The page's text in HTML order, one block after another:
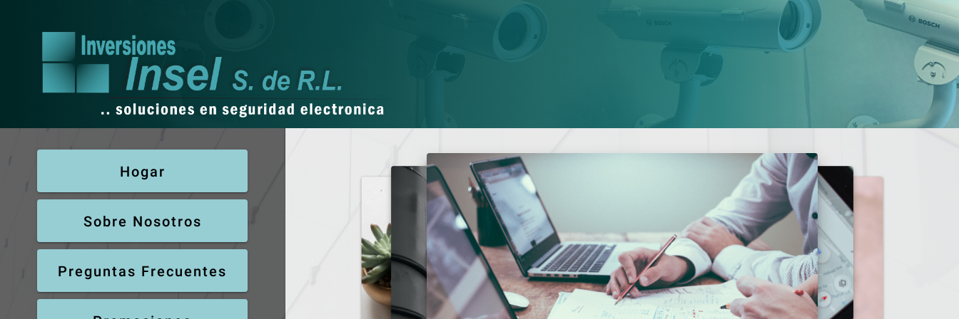
Hogar
Sobre Nosotros
Preguntas Frecuentes